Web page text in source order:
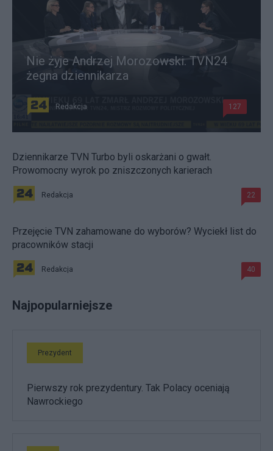
Nie żyje Andrzej Morozowski. TVN24
żegna dziennikarza
Redakcja 127
Dziennikarze TVN Turbo byli oskarżani o gwałt.
Prowomocny wyrok po zniszczonych karierach
Redakcja 22
Przejęcie TVN zahamowane do wyborów? Wyciekł list do
pracowników stacji
Redakcja 40
Najpopularniejsze
Prezydent
Pierwszy rok prezydentury. Tak Polacy oceniają
Nawrockiego